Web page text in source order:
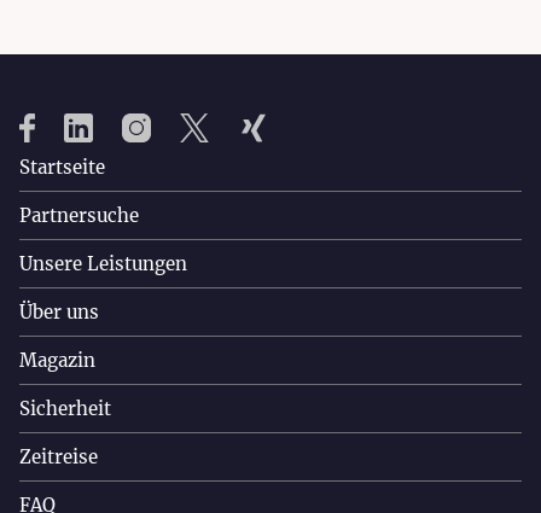
Startseite
Partnersuche
Unsere Leistungen
Über uns
Magazin
Sicherheit
Zeitreise
FAQ